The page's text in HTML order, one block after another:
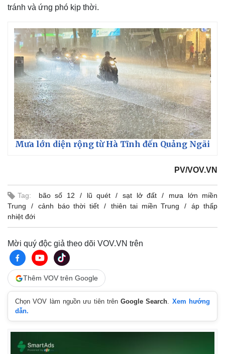
Thế giới
Quan sát
Cuộc sống đó đây
Hồ sơ
Multimedia
Video
E-Magazine
Infographic
tránh và ứng phó kịp thời.
Mưa lớn diện rộng từ Hà Tĩnh đến Quảng Ngãi
PV/VOV.VN
Tag: bão số 12 lũ quét sạt lở đất
mưa lớn miền
Trung
cảnh báo thời tiết thiên tai miền Trung
áp thấp
nhiệt đới
Mời quý độc giả theo dõi VOV.VN trên
Thêm VOV trên Google
Chọn VOV làm nguồn ưu tiên trênGoogle Search. Xem hướng
dẫn.